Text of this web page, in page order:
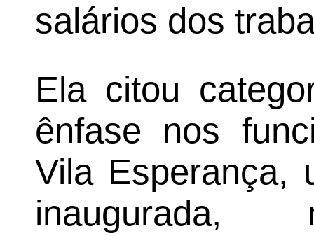
salários dos
Ela citou
ênfase nos
Vila Esperança,